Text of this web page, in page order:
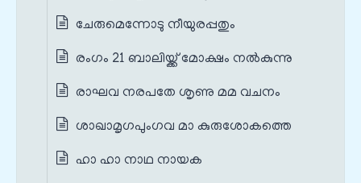
ചേരുമെന്നോടു നീയുരപ്പതും
രംഗം 21 ബാലിയ്ക്ക് മോക്ഷം നൽകുന്നു
രാഘവ നരപതേ ശൃണു മമ വചനം
ശാഖാമൃഗപുംഗവ മാ കുരുശോകത്തെ
ഹാ ഹാ നാഥ നായക